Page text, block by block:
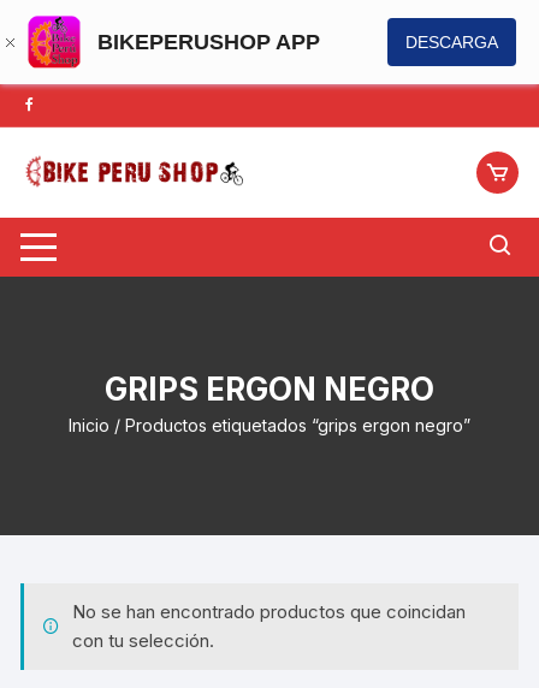
BIKEPERUSHOP APP DESCARGA
Saltar
al
contenido
GRIPS ERGON NEGRO
Inicio / Productos etiquetados “grips ergon negro”
No se han encontrado productos que coincidan
con tu selección.